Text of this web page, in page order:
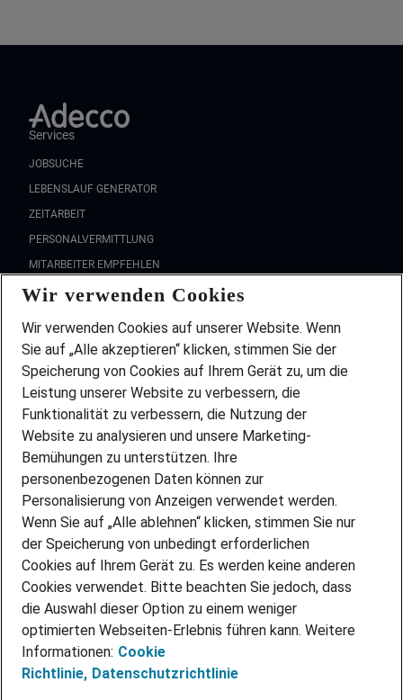
Services
JOBSUCHE
LEBENSLAUF GENERATOR
ZEITARBEIT
PERSONALVERMITTLUNG
MITARBEITER EMPFEHLEN
FAQ
Wir stellen ein!
DEINE BERUFSGRUPPE
DEINE LEBENSSITUATION
PARTNERSHIP WITH AIRBUS
INITIATIV BEWERBEN
ÜBER UNS
STANDORTE
BLOG
PRESSE
KONTAKT
@Adecco 2026
IMPRESSUM
DATENSCHUTZ
Wir verwenden Cookies
Wir verwenden Cookies auf unserer Website. Wenn
Sie auf „Alle akzeptieren“ klicken, stimmen Sie der
Speicherung von Cookies auf Ihrem Gerät zu, um die
Leistung unserer Website zu verbessern, die
Funktionalität zu verbessern, die Nutzung der
Website zu analysieren und unsere Marketing-
Bemühungen zu unterstützen. Ihre
personenbezogenen Daten können zur
Personalisierung von Anzeigen verwendet werden.
Wenn Sie auf „Alle ablehnen“ klicken, stimmen Sie nur
der Speicherung von unbedingt erforderlichen
Cookies auf Ihrem Gerät zu. Es werden keine anderen
Cookies verwendet. Bitte beachten Sie jedoch, dass
die Auswahl dieser Option zu einem weniger
optimierten Webseiten-Erlebnis führen kann. Weitere
Informationen: Cookie
Richtlinie, Datenschutzrichtlinie